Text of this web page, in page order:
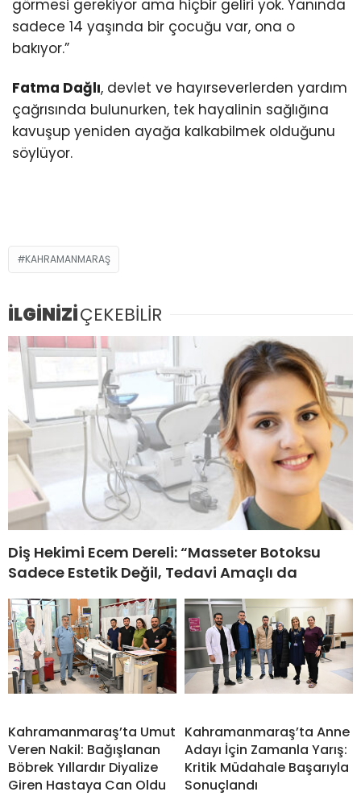
görmesi gerekiyor ama hiçbir geliri yok. Yanında
sadece 14 yaşında bir çocuğu var, ona o
bakıyor.”
Fatma Dağlı, devlet ve hayırseverlerden yardım
çağrısında bulunurken, tek hayalinin sağlığına
kavuşup yeniden ayağa kalkabilmek olduğunu
söylüyor.
KAHRAMANMARAŞ
İLGİNİZİÇEKEBİLİR
Diş Hekimi Ecem Dereli: “Masseter Botoksu
Sadece Estetik Değil, Tedavi Amaçlı da
Kahramanmaraş’ta Umut
Veren Nakil: Bağışlanan
Böbrek Yıllardır Diyalize
Giren Hastaya Can Oldu
Kahramanmaraş’ta Anne
Adayı İçin Zamanla Yarış:
Kritik Müdahale Başarıyla
Sonuçlandı